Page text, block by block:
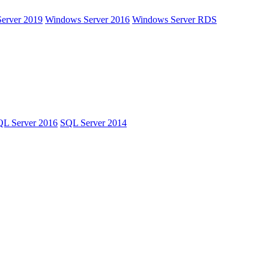
2019 Windows Server 2016 Windows Server RDS
Server 2016 SQL Server 2014